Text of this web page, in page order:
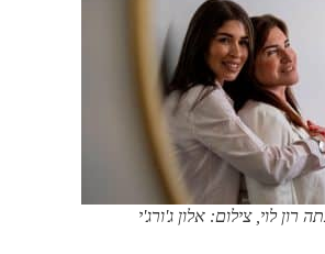
רון לוי, צילום: אלון ג'ורג'י